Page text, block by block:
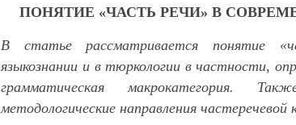
ПОНЯТИЕ «ЧАСТЬ РЕЧИ» В
В статье рассматривается понятие
языкознании и в тюркологии в частности,
грамматическая макрокатегория.
методологические направления частеречевой